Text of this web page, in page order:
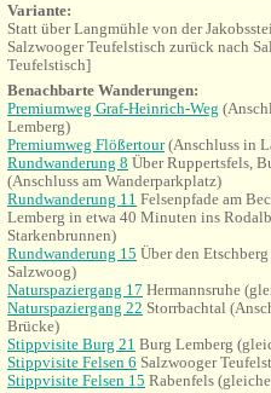
Variante:
Statt über Langmühle von der
Salzwooger Teufelstisch zurück nach
Teufelstisch]
Benachbarte Wanderungen:
Premiumweg Graf-Heinrich-Weg
Lemberg)
Premiumweg Flößertour(Anschluss in
Rundwanderung 8 Über Ruppertsfels,
(Anschluss am Wanderparkplatz)
Rundwanderung 11 Felsenpfade am
Lemberg in etwa 40 Minuten ins
Starkenbrunnen)
Rundwanderung 15 Über den
Salzwoog)
Naturspaziergang 17 Hermannsruhe
Naturspaziergang 22 Storrbachtal
Brücke)
Stippvisite Burg 21 Burg Lemberg
Stippvisite Felsen 6 Salzwooger
Stippvisite Felsen 15 Rabenfels